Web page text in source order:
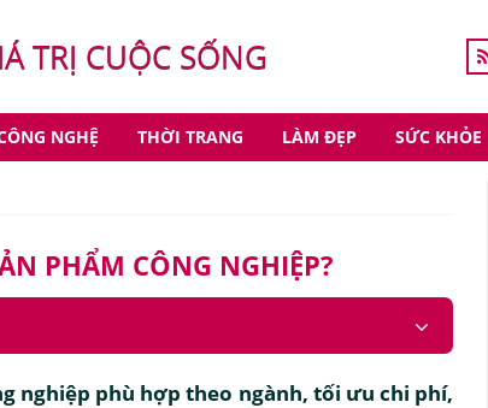
TRỊ CUỘC SỐNG
NGHỆ THỜI TRANG LÀM ĐẸP SỨC KHỎE
PHẨM CÔNG NGHIỆP?
nghiệp phù hợp theo ngành, tối ưu chi phí,